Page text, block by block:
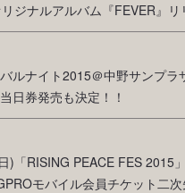
ジナルアルバム『FEVER』リ
ルナイト2015＠中野サンプラ
日券発売も決定！！
)「RISING PEACE FES 2015
モバイル会員チケット二